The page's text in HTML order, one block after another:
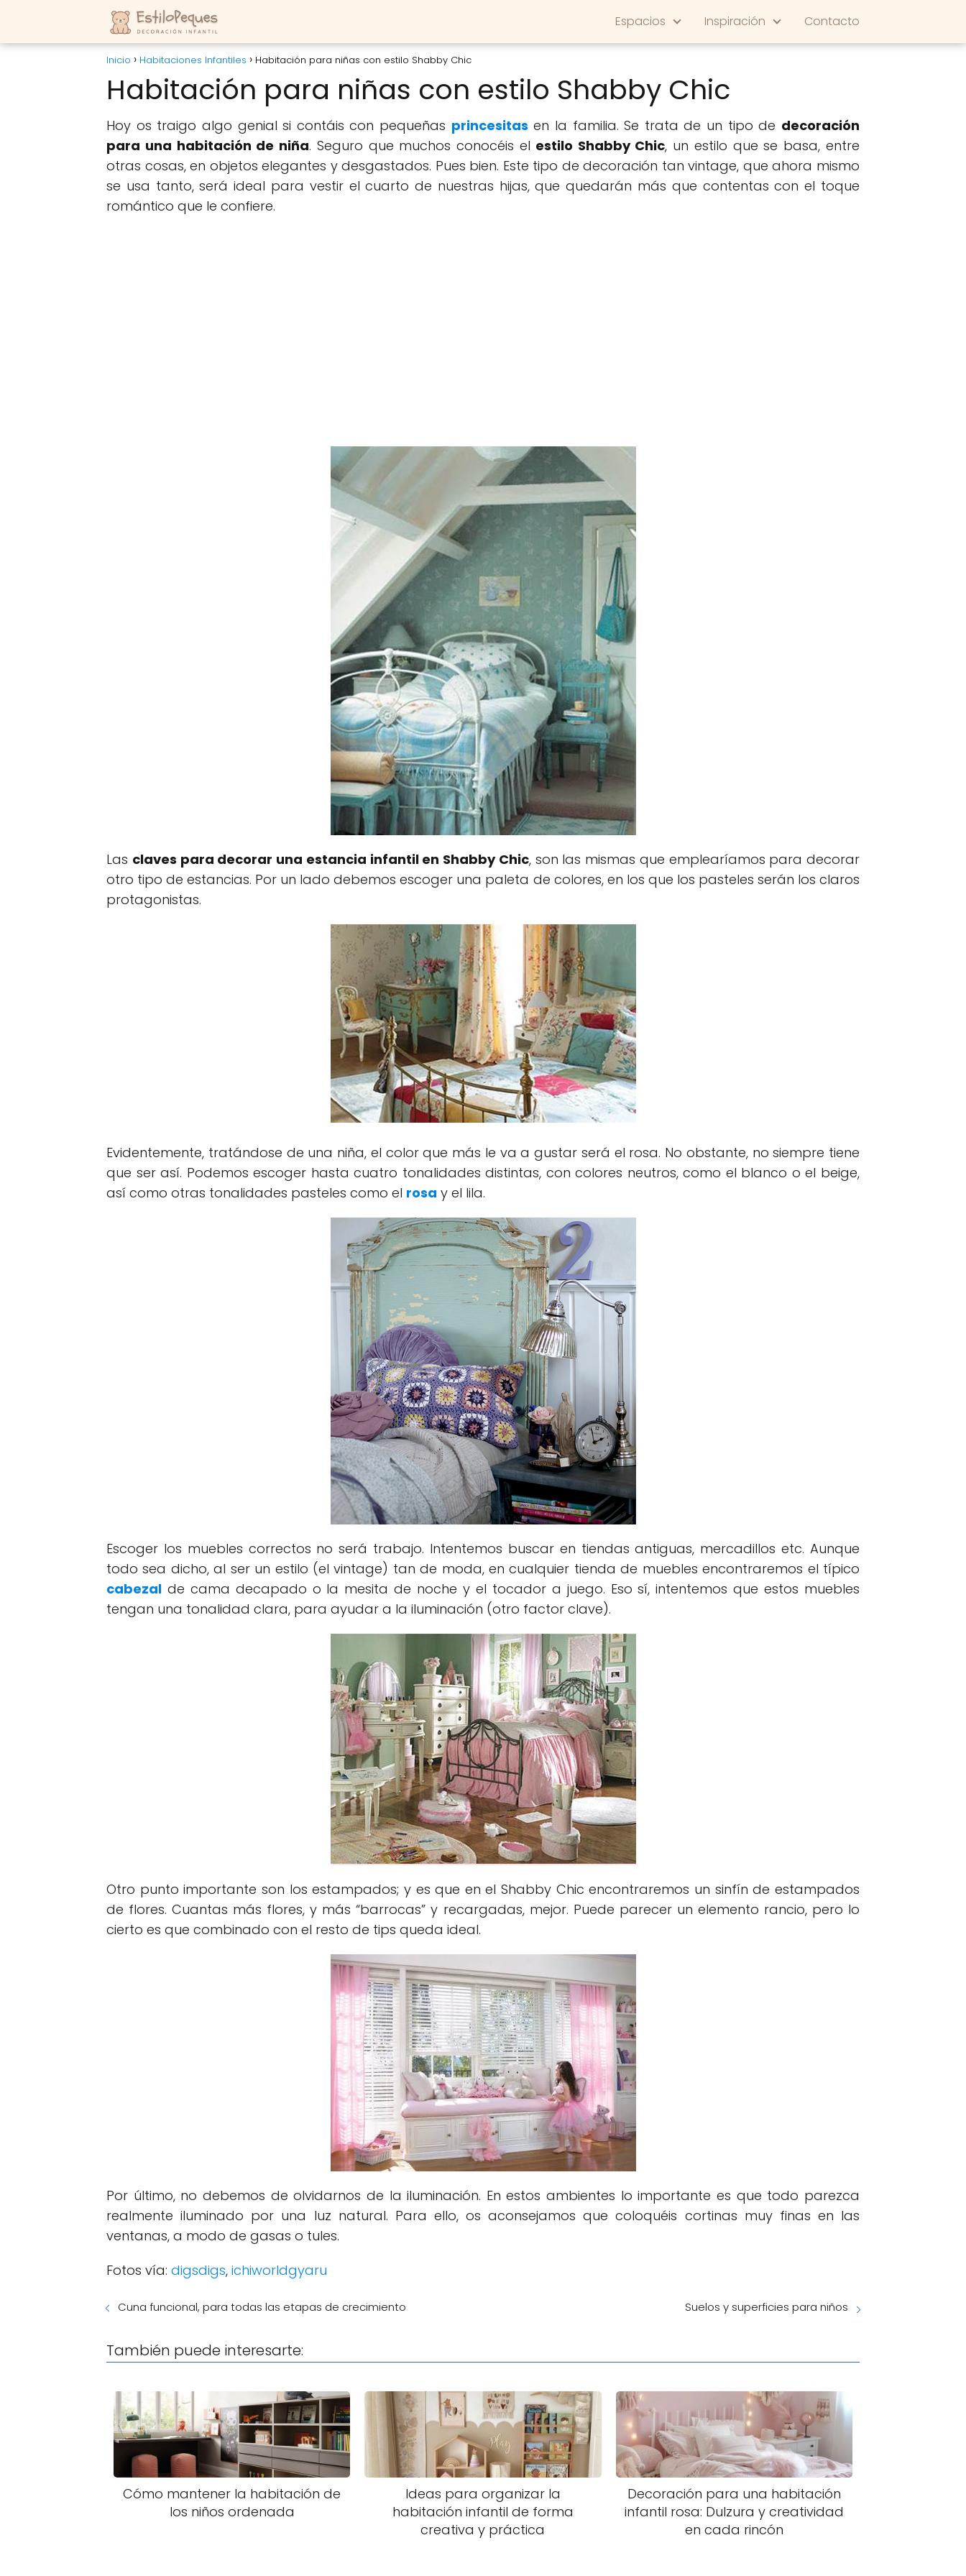
Espacios Inspiración Contacto
Inicio Habitaciones Infantiles Habitación para niñas con estilo Shabby Chic
Habitación para niñas con estilo Shabby Chic
Hoy os traigo algo genial si contáis con pequeñas princesitas en la familia. Se trata de un tipo de decoración
para una habitación de niña. Seguro que muchos conocéis el estilo Shabby Chic, un estilo que se basa, entre
otras cosas, en objetos elegantes y desgastados. Pues bien. Este tipo de decoración tan vintage, que ahora mismo
se usa tanto, será ideal para vestir el cuarto de nuestras hijas, que quedarán más que contentas con el toque
romántico que le confiere.
Las claves para decorar una estancia infantil en Shabby Chic, son las mismas que emplearíamos para decorar
otro tipo de estancias. Por un lado debemos escoger una paleta de colores, en los que los pasteles serán los claros
protagonistas.
Evidentemente, tratándose de una niña, el color que más le va a gustar será el rosa. No obstante, no siempre tiene
que ser así. Podemos escoger hasta cuatro tonalidades distintas, con colores neutros, como el blanco o el beige,
así como otras tonalidades pasteles como el rosa y el lila.
Escoger los muebles correctos no será trabajo. Intentemos buscar en tiendas antiguas, mercadillos etc. Aunque
todo sea dicho, al ser un estilo (el vintage) tan de moda, en cualquier tienda de muebles encontraremos el típico
cabezal de cama decapado o la mesita de noche y el tocador a juego. Eso sí, intentemos que estos muebles
tengan una tonalidad clara, para ayudar a la iluminación (otro factor clave).
Otro punto importante son los estampados; y es que en el Shabby Chic encontraremos un sinfín de estampados
de flores. Cuantas más flores, y más “barrocas” y recargadas, mejor. Puede parecer un elemento rancio, pero lo
cierto es que combinado con el resto de tips queda ideal.
Por último, no debemos de olvidarnos de la iluminación. En estos ambientes lo importante es que todo parezca
realmente iluminado por una luz natural. Para ello, os aconsejamos que coloquéis cortinas muy finas en las
ventanas, a modo de gasas o tules.
Fotos vía: digsdigs, ichiworldgyaru
Cuna funcional, para todas las etapas de crecimiento Suelos y superficies para niños
También puede interesarte:
Cómo mantener la habitación de
los niños ordenada
Ideas para organizar la
habitación infantil de forma
creativa y práctica
Decoración para una habitación
infantil rosa: Dulzura y creatividad
en cada rincón